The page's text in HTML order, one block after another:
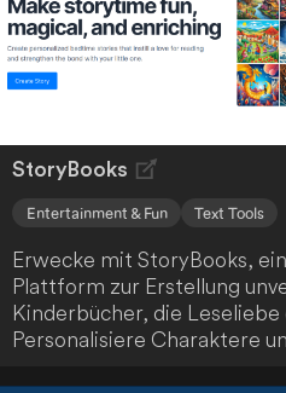
StoryBooks
Entertainment & Fun Text Tools
Erwecke mit StoryBooks,
Plattform zur Erstellung
Kinderbücher, die Leseliebe
Personalisiere Charaktere